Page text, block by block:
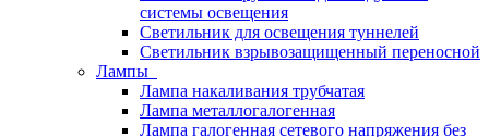
системы освещения
Светильник для освещения туннелей
Светильник взрывозащищенный переносной
Лампы
Лампа накаливания трубчатая
Лампа металлогалогенная
Лампа галогенная сетевого напряжения без